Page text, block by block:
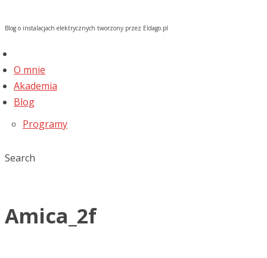
Blog o instalacjach elektrycznych tworzony przez Eldago.pl
O mnie
Akademia
Blog
Programy
Search
Amica_2f